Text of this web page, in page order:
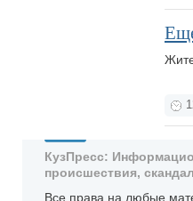
КузПресс:
происшествия,
Все права на любые